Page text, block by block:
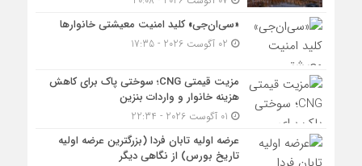
«سی‌ان‌جی» کلید امنیت معیشتی خانوارها
مزیت قیمتی CNG؛ سوختی پاک برای کاهش
هزینه خانوار و واردات بنزین
عرضه اولیه تابان فردا (بزرگترین عرضه اولیه
تاریخ بورس) از نگاهی دیگر